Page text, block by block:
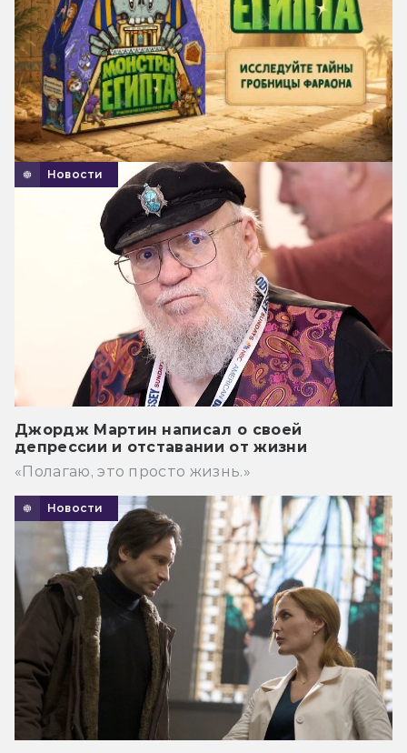
Новости
Джордж Мартин написал о своей
депрессии и отставании от жизни
«Полагаю, это просто жизнь.»
Новости